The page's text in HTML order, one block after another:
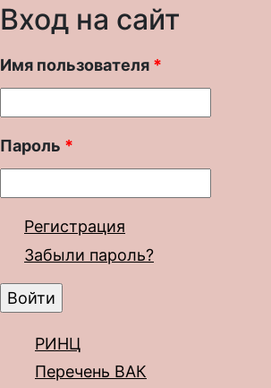
Вход на сайт
Имя пользователя *
Пароль *
Регистрация
Забыли пароль?
РИНЦ
Перечень ВАК